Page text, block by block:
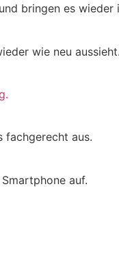
bringen es wieder
wie neu aussieht.
fachgerecht aus.
auf.